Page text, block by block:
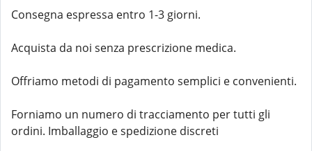
Consegna espressa entro 1-3 giorni.
Acquista da noi senza prescrizione medica.
Offriamo metodi di pagamento semplici e convenienti.
Forniamo un numero di tracciamento per tutti gli
ordini. Imballaggio e spedizione discreti